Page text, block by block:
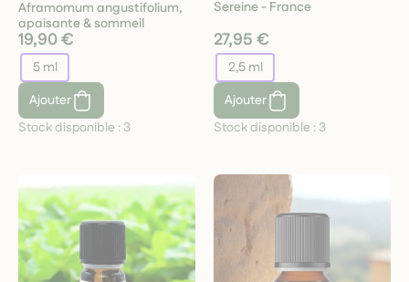
Aframomum angustifolium,
apaisante & sommeil
19,90 €
5 ml
Ajouter
Stock disponible : 3
Sereine - France
27,95 €
2,5 ml
Ajouter
Stock disponible : 3